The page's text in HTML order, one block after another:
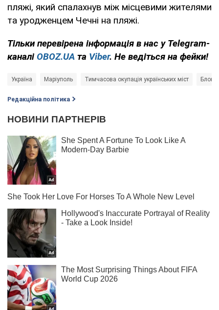
пляжі, який спалахнув між місцевими жителями
та уродженцем Чечні на пляжі.
Тільки перевірена інформація в нас у Telegram-
каналі OBOZ.UA та Viber. Не ведіться на фейки!
Україна Маріуполь Тимчасова окупація українських міст
Редакційна політика